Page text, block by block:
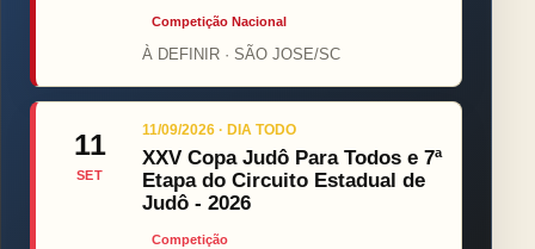
Competição Nacional
À DEFINIR · SÃO JOSE/SC
11
SET
11/09/2026 · DIA TODO
XXV Copa Judô Para Todos e 7ª
Etapa do Circuito Estadual de
Judô - 2026
Competição